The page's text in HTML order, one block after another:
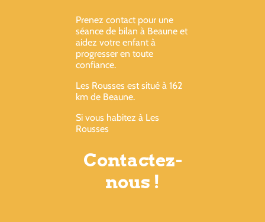
Prenez contact pour une
séance de bilan à Beaune et
aidez votre enfant à
progresser en toute
confiance.
Les Rousses est situé à 162
km de Beaune.
Si vous habitez à Les
Rousses
Contactez-
nous !